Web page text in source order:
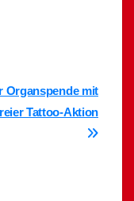
Organspende mit
Tattoo-Aktion